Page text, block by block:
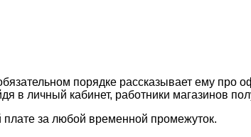
порядке рассказывает ему про
в личный кабинет, работники магазинов
плате за любой временной промежуток.